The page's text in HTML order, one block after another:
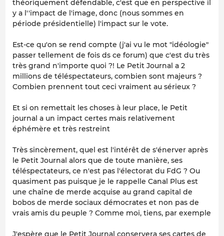
théoriquement défendable, c'est que en perspective il
y a l''impact de l'image, donc (nous sommes en
période présidentielle) l'impact sur le vote.
Est-ce qu'on se rend compte (j'ai vu le mot "idéologie"
passer tellement de fois ds ce forum) que c'est du très
très grand n'importe quoi ?! Le Petit Journal a 2
millions de téléspectateurs, combien sont majeurs ?
Combien prennent tout ceci vraiment au sérieux ?
Et si on remettait les choses à leur place, le Petit
journal a un impact certes mais relativement
éphémère et très restreint
Très sincèrement, quel est l'intérêt de s'énerver après
le Petit Journal alors que de toute manière, ses
téléspectateurs, ce n'est pas l'électorat du FdG ? Ou
quasiment pas puisque je le rappelle Canal Plus est
une chaîne de merde acquise au grand capital de
bobos de merde sociaux démocrates et non pas de
vrais amis du peuple ? Comme moi, tiens, par exemple
J'espère que le Petit Journal conservera ses cartes de